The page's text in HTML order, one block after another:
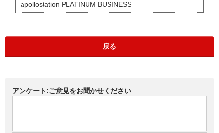
apollostation PLATINUM BUSINESS
戻る
アンケート:ご意見をお聞かせください